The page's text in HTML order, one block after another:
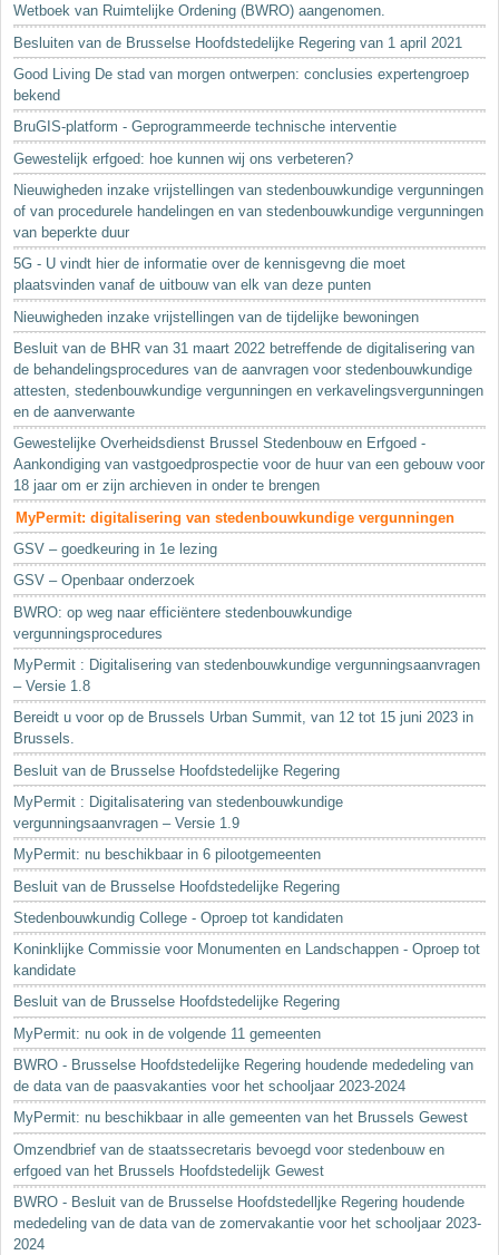
Wetboek van Ruimtelijke Ordening (BWRO) aangenomen.
Besluiten van de Brusselse Hoofdstedelijke Regering van 1 april 2021
Good Living De stad van morgen ontwerpen: conclusies expertengroep
bekend
BruGIS-platform - Geprogrammeerde technische interventie
Gewestelijk erfgoed: hoe kunnen wij ons verbeteren?
Nieuwigheden inzake vrijstellingen van stedenbouwkundige vergunningen
of van procedurele handelingen en van stedenbouwkundige vergunningen
van beperkte duur
5G - U vindt hier de informatie over de kennisgevng die moet
plaatsvinden vanaf de uitbouw van elk van deze punten
Nieuwigheden inzake vrijstellingen van de tijdelijke bewoningen
Besluit van de BHR van 31 maart 2022 betreffende de digitalisering van
de behandelingsprocedures van de aanvragen voor stedenbouwkundige
attesten, stedenbouwkundige vergunningen en verkavelingsvergunningen
en de aanverwante
Gewestelijke Overheidsdienst Brussel Stedenbouw en Erfgoed -
Aankondiging van vastgoedprospectie voor de huur van een gebouw voor
18 jaar om er zijn archieven in onder te brengen
MyPermit: digitalisering van stedenbouwkundige vergunningen
GSV – goedkeuring in 1e lezing
GSV – Openbaar onderzoek
BWRO: op weg naar efficiëntere stedenbouwkundige
vergunningsprocedures
MyPermit : Digitalisering van stedenbouwkundige vergunningsaanvragen
– Versie 1.8
Bereidt u voor op de Brussels Urban Summit, van 12 tot 15 juni 2023 in
Brussels.
Besluit van de Brusselse Hoofdstedelijke Regering
MyPermit : Digitalisatering van stedenbouwkundige
vergunningsaanvragen – Versie 1.9
MyPermit: nu beschikbaar in 6 pilootgemeenten
Besluit van de Brusselse Hoofdstedelijke Regering
Stedenbouwkundig College - Oproep tot kandidaten
Koninklijke Commissie voor Monumenten en Landschappen - Oproep tot
kandidate
Besluit van de Brusselse Hoofdstedelijke Regering
MyPermit: nu ook in de volgende 11 gemeenten
BWRO - Brusselse Hoofdstedelijke Regering houdende mededeling van
de data van de paasvakanties voor het schooljaar 2023-2024
MyPermit: nu beschikbaar in alle gemeenten van het Brussels Gewest
Omzendbrief van de staatssecretaris bevoegd voor stedenbouw en
erfgoed van het Brussels Hoofdstedelijk Gewest
BWRO - Besluit van de Brusselse Hoofdstedelljke Regering houdende
mededeling van de data van de zomervakantie voor het schooljaar 2023-
2024